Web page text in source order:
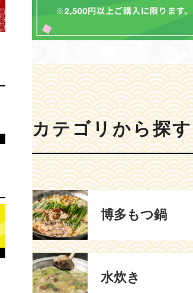
カテゴリから探す
博多もつ鍋
水炊き